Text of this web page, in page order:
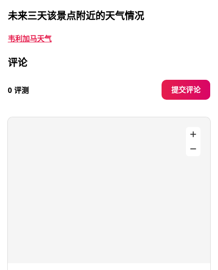
未来三天该景点附近的天气情况
韦利加马天气
评论
0 评测 提交评论